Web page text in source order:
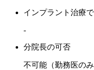
インプラント治療
-
分院長の可否
不可能（勤務医のみ